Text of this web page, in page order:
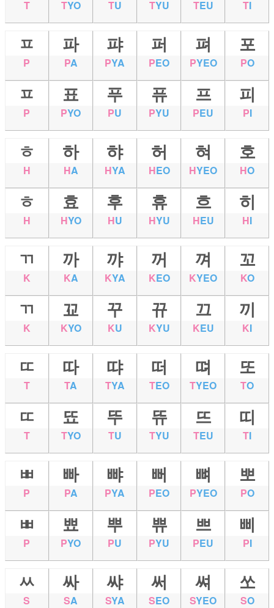
T TYO TU TYU TEU TI
ㅍ
P
파
PA
퍄
PYA
퍼
PEO
펴
PYEO
포
PO
ㅍ
P
표
PYO
푸
PU
퓨
PYU
프
PEU
피
PI
ㅎ
H
하
HA
햐
HYA
허
HEO
혀
HYEO
호
HO
ㅎ
H
효
HYO
후
HU
휴
HYU
흐
HEU
히
HI
ㄲ
K
까
KA
꺄
KYA
꺼
KEO
껴
KYEO
꼬
KO
ㄲ
K
꾜
KYO
꾸
KU
뀨
KYU
끄
KEU
끼
KI
ㄸ
T
따
TA
땨
TYA
떠
TEO
뗘
TYEO
또
TO
ㄸ
T
뚀
TYO
뚜
TU
뜌
TYU
뜨
TEU
띠
TI
ㅃ
P
빠
PA
뺘
PYA
뻐
PEO
뼈
PYEO
뽀
PO
ㅃ
P
뾰
PYO
뿌
PU
쀼
PYU
쁘
PEU
삐
PI
ㅆ
S
싸
SA
쌰
SYA
써
SEO
쎠
SYEO
쏘
SO